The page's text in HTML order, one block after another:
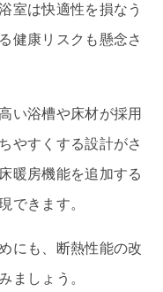
室は快適性を損なう
健康リスクも懸念さ
い浴槽や床材が採用
やすくする設計がさ
暖房機能を追加する
できます。
にも、断熱性能の改
ましょう。